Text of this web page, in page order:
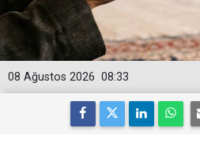
08:33
08 Ağustos 2026